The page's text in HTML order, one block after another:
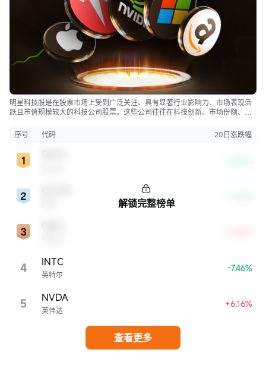
明星科技股是在股票市场上受到广泛关注、具有显著行业影响力、市场表现活
跃且市值规模较大的科技公司股票。这些公司往往在科技创新、市场份额、品
市，特别是科技行业板块乃至全球经济具有显著影响。
序号 代码 20日涨跌幅
4 英特尔
INTC -7.46%
5 英伟达
NVDA +6.16%
解锁完整榜单
查看更多